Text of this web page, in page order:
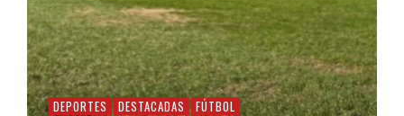
DEPORTES DESTACADAS FÚTBOL